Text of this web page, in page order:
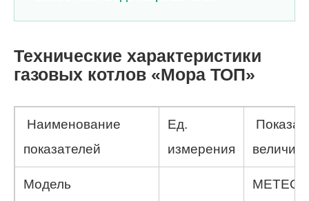
Технические характеристики
газовых котлов «Мора ТОП»
Наименование
показателей
Ед.
измерения
Модель